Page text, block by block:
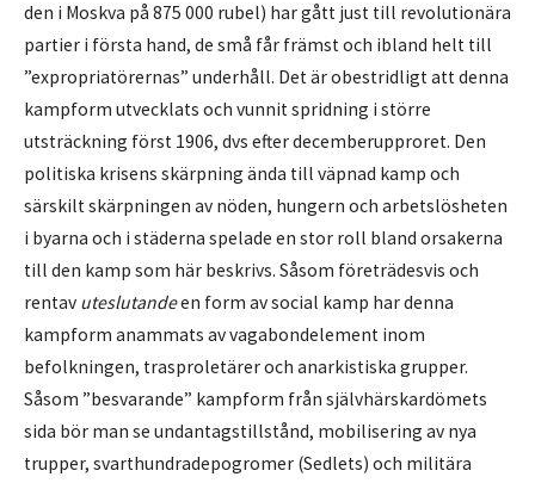
den i Moskva på 875 000 rubel) har gått just till revolutionära
partier i första hand, de små får främst och ibland helt till
”expropriatörernas” underhåll. Det är obestridligt att denna
kampform utvecklats och vunnit spridning i större
utsträckning först 1906, dvs efter decemberupproret. Den
politiska krisens skärpning ända till väpnad kamp och
särskilt skärpningen av nöden, hungern och arbetslösheten
i byarna och i städerna spelade en stor roll bland orsakerna
till den kamp som här beskrivs. Såsom företrädesvis och
rentav uteslutandeen form av social kamp har denna
kampform anammats av vagabondelement inom
befolkningen, trasproletärer och anarkistiska grupper.
Såsom ”besvarande” kampform från självhärskardömets
sida bör man se undantagstillstånd, mobilisering av nya
trupper, svarthundradepogromer (Sedlets) och militära